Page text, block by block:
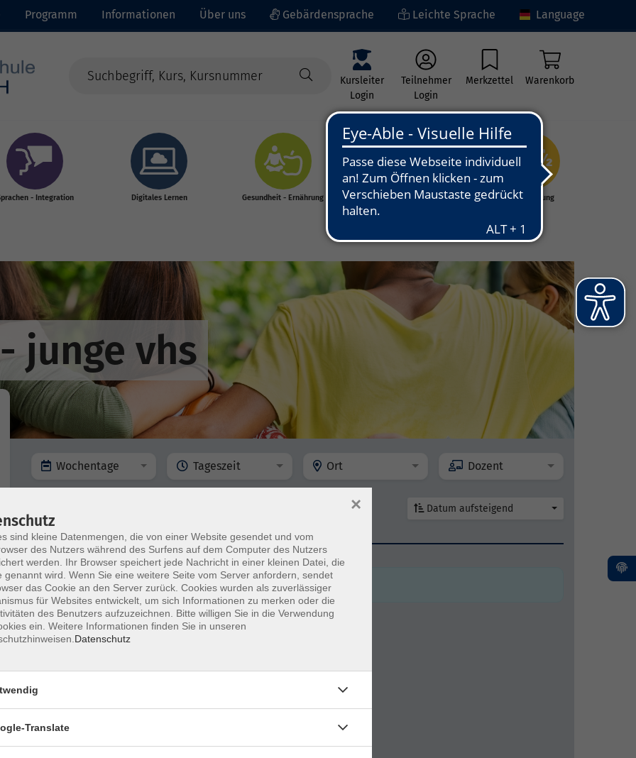
Programm Informationen Über uns Gebärdensprache Leichte Sprache Language
Kursleiter
Login
Teilnehmer
Login
Merkzettel Warenkorb
- Integration Digitales Lernen Gesundheit - Ernährung
Kunst - Kultur -
Grundbildung
junge vhs
Wochentage Tageszeit Ort Dozent
Datum aufsteigend
mehr laden
Keine passenden Kurse gefunden.
sind kleine Datenmengen, die von einer Website gesendet und vom
des Nutzers während des Surfens auf dem Computer des Nutzers
werden. Ihr Browser speichert jede Nachricht in einer kleinen Datei, die
genannt wird. Wenn Sie eine weitere Seite vom Server anfordern, sendet
das Cookie an den Server zurück. Cookies wurden als zuverlässiger
für Websites entwickelt, um sich Informationen zu merken oder die
des Benutzers aufzuzeichnen. Bitte willigen Sie in die Verwendung
ein. Weitere Informationen finden Sie in unseren
Datenschutz
×
Translate